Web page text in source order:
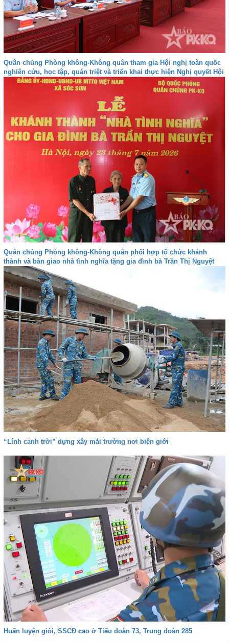
Quân chủng Phòng không-Không quân tham gia Hội nghị toàn quốc
nghiên cứu, học tập, quán triệt và triển khai thực hiện Nghị quyết Hội
nghị lần thứ ba Ban Chấp hành Trung ương Đảng khóa XIV
Quân chủng Phòng không-Không quân phối hợp tổ chức khánh
thành và bàn giao nhà tình nghĩa tặng gia đình bà Trần Thị Nguyệt
“Lính canh trời” dựng xây mái trường nơi biên giới
Huấn luyện giỏi, SSCĐ cao ở Tiểu đoàn 73, Trung đoàn 285